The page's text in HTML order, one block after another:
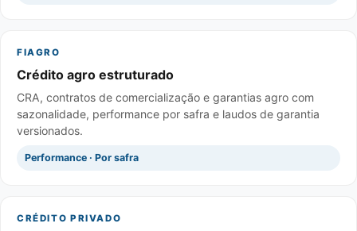
FIAGRO
Crédito agro estruturado
CRA, contratos de comercialização e garantias agro com
sazonalidade, performance por safra e laudos de garantia
versionados.
Performance · Por safra
CRÉDITO PRIVADO